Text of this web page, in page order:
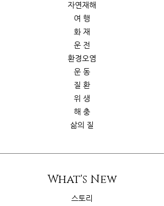
자연재해
여 행
화 재
운 전
환경오염
운 동
질 환
위 생
해 충
삶의 질
What's New
스토리